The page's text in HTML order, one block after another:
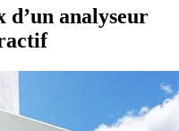
d’un analyseur